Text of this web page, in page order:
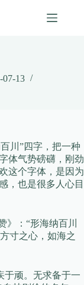
07-13
川”四字，把一种
体气势磅礴，刚劲
这个字体，是因为
，也是很多人心目
》：“形海纳百川
寸之心，如海之
于顽。无求备于一